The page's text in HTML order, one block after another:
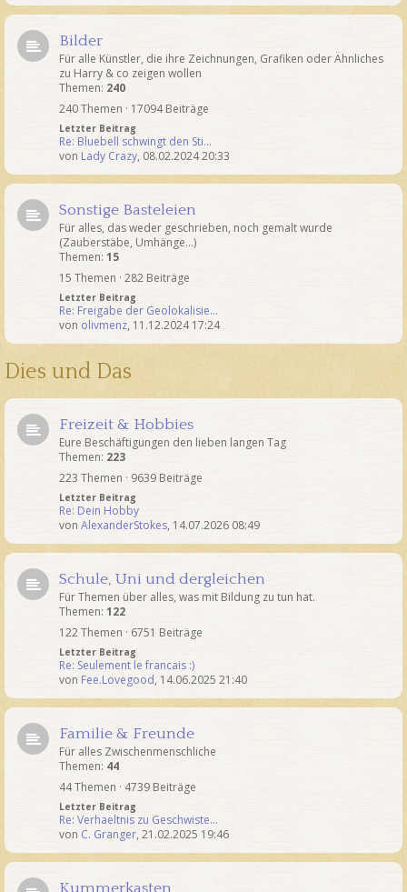
Bilder
Für alle Künstler, die ihre Zeichnungen, Grafiken oder Ähnliches
zu Harry & co zeigen wollen
Themen: 240
240 Themen · 17094 Beiträge
Letzter Beitrag
Re: Bluebell schwingt den Sti…
von Lady Crazy, 08.02.2024 20:33
Sonstige Basteleien
Für alles, das weder geschrieben, noch gemalt wurde
(Zauberstäbe, Umhänge...)
Themen: 15
15 Themen · 282 Beiträge
Letzter Beitrag
Re: Freigabe der Geolokalisie…
von olivmenz, 11.12.2024 17:24
Dies und Das
Freizeit & Hobbies
Eure Beschäftigungen den lieben langen Tag
Themen: 223
223 Themen · 9639 Beiträge
Letzter Beitrag
Re: Dein Hobby
von AlexanderStokes, 14.07.2026 08:49
Schule, Uni und dergleichen
Für Themen über alles, was mit Bildung zu tun hat.
Themen: 122
122 Themen · 6751 Beiträge
Letzter Beitrag
Re: Seulement le francais :)
von Fee.Lovegood, 14.06.2025 21:40
Familie & Freunde
Für alles Zwischenmenschliche
Themen: 44
44 Themen · 4739 Beiträge
Letzter Beitrag
Re: Verhaeltnis zu Geschwiste…
von C. Granger, 21.02.2025 19:46